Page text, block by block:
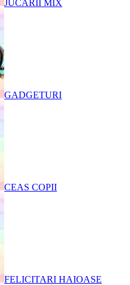
JUCARII MIX
GADGETURI
CEAS COPII
FELICITARI HAIOASE